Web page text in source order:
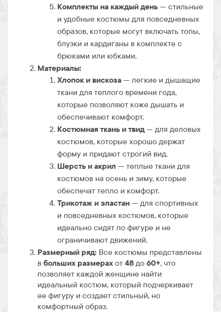
Комплекты на каждый день— стильные
и удобные костюмы для повседневных
образов, которые могут включать топы,
блузки и кардиганы в комплекте с
брюками или юбками.
Материалы:
Хлопок и вискоза— легкие и дышащие
ткани для теплого времени года,
которые позволяют коже дышать и
обеспечивают комфорт.
Костюмная ткань и твид— для деловых
костюмов, которые хорошо держат
форму и придают строгий вид.
Шерсть и акрил — теплые ткани для
костюмов на осень и зиму, которые
обеспечат тепло и комфорт.
Трикотаж и эластан— для спортивных
и повседневных костюмов, которые
идеально сидят по фигуре и не
ограничивают движений.
Размерный ряд: Все костюмы представлены
вбольших размерахот48до60+, что
позволяет каждой женщине найти
идеальный костюм, который подчеркивает
ее фигуру и создает стильный, но
комфортный образ.